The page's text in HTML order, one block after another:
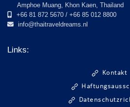
Amphoe Muang, Khon Kaen, Thailand
+66 81 872 5670 / +66 85 012 8800
info@thaitraveldreams.nl
Links:
Kontakt